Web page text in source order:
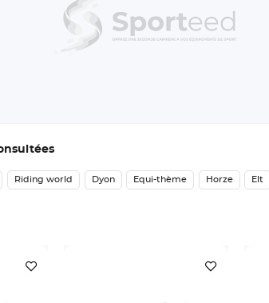
Riding world Dyon Equi-thème Horze Elt